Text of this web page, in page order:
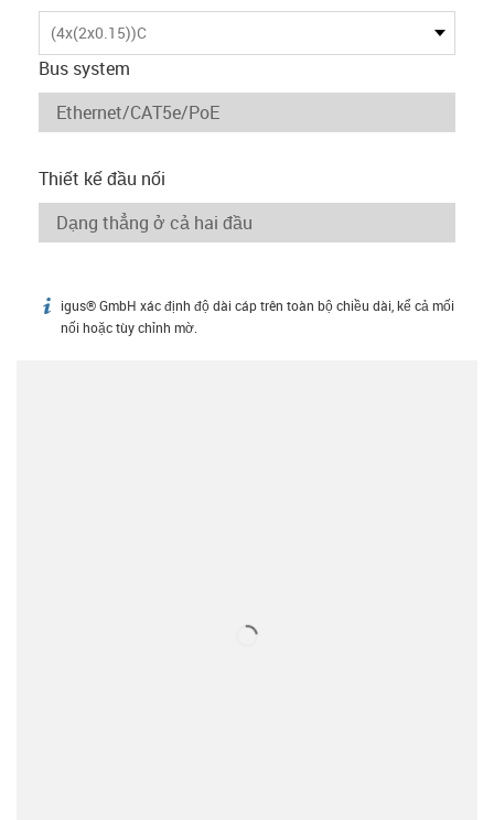
(4x(2x0.15))C
Bus system
Thiết kế đầu nối
igus-icon-info
igus® GmbH xác định độ dài cáp trên toàn bộ chiều dài, kể cả mối
nối hoặc tùy chỉnh mờ.